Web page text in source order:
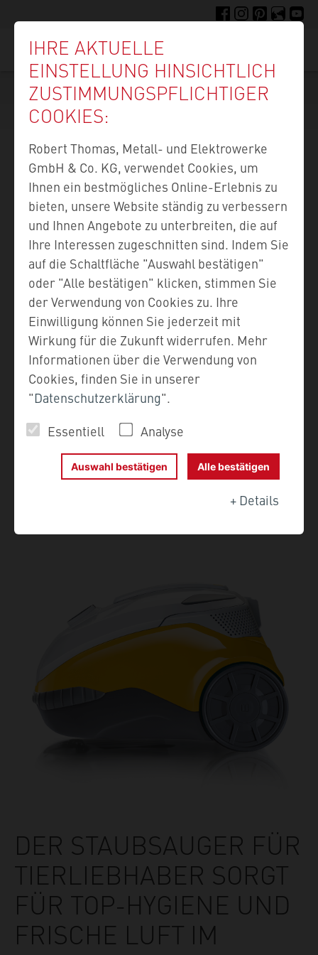
zum
FACEBOOK
INSTAGRAM
PINTEREST
FELLIGE
DER TIERHAARSAUGER
VON THOMAS:
PERFECT AIR ANIMAL
DER STAUBSAUGER FÜR
TIERLIEBHABER SORGT
FÜR TOP-HYGIENE UND
FRISCHE LUFT IM
IHRE AKTUELLE
EINSTELLUNG HINSICHTLICH
ZUSTIMMUNGS­PFLICHTIGER
COOKIES:
Robert Thomas, Metall- und Elektrowerke
GmbH & Co. KG, verwendet Cookies, um
Ihnen ein bestmögliches Online-Erlebnis zu
bieten, unsere Website ständig zu verbessern
und Ihnen Angebote zu unterbreiten, die auf
Ihre Interessen zugeschnitten sind. Indem Sie
auf die Schaltfläche "Auswahl bestätigen"
oder "Alle bestätigen" klicken, stimmen Sie
der Verwendung von Cookies zu. Ihre
Einwilligung können Sie jederzeit mit
Wirkung für die Zukunft widerrufen. Mehr
Informationen über die Verwendung von
Cookies, finden Sie in unserer
"Datenschutzerklärung".
Essentiell
Analyse
Auswahl bestätigen Alle bestätigen
+ Details